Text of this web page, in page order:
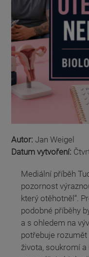
Autor: Jan Weigel
Datum vytvoření:
Mediální příběh
pozornost
který otěhotněl“.
podobné příběhy
a s ohledem na
potřebuje
života, soukromí